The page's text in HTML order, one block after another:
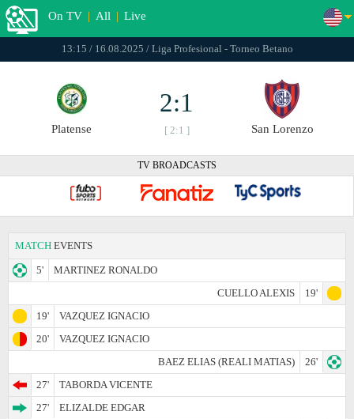
On TV | All | Live
13:15 / 16.08.2025 / Liga Profesional - Torneo Betano
Platense
2:1
[ 2:1 ] San Lorenzo
TV BROADCASTS
MATCH EVENTS
5'
MARTINEZ RONALDO
CUELLO ALEXIS
19'
19'
VAZQUEZ IGNACIO
20'
VAZQUEZ IGNACIO
BAEZ ELIAS (REALI MATIAS)
26'
27'
TABORDA VICENTE
27'
ELIZALDE EDGAR